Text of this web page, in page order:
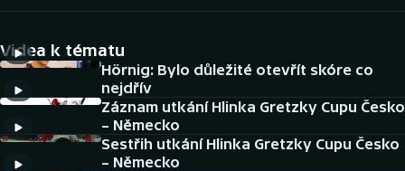
Cyklistika
DALŠÍ SPORTY
Americký fotbal
NEPŘEHLÉDNĚTE
Videa k tématu
Hörnig: Bylo důležité otevřít skóre co
nejdřív
Záznam utkání Hlinka Gretzky Cupu Česko
– Německo
Sestřih utkání Hlinka Gretzky Cupu Česko
– Německo